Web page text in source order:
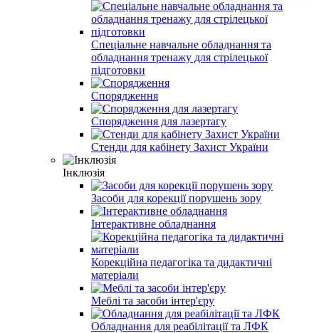
Спеціальне навчальне обладнання та
обладнання тренажу для стрілецької
підготовки
Спорядження
Спорядження для лазертагу
Стенди для кабінету Захист України
Інклюзія
Засоби для корекції порушень зору
Інтерактивне обладнання
Корекційна педагогіка та дидактичні
матеріали
Меблі та засоби інтер'єру
Обладнання для реабілітації та ЛФК